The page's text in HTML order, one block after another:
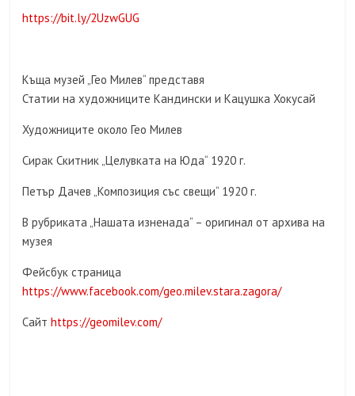
https://bit.ly/2UzwGUG
Къща музей „Гео Милев“ представя
Статии на художниците Кандински и Кацушка Хокусай
Художниците около Гео Милев
Сирак Скитник „Целувката на Юда“ 1920 г.
Петър Дачев „Композиция със свещи“ 1920 г.
В рубриката „Нашата изненада“ – оригинал от архива на
музея
Фейсбук страница
https://www.facebook.com/geo.milev.stara.zagora/
Сайтhttps://geomilev.com/